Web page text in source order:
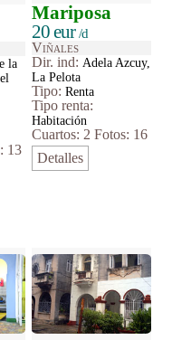
la
13
Mariposa
20 eur/d
Viñales
Dir. ind: Adela Azcuy,
La Pelota
Tipo:Renta
Tipo renta:
Habitación
Cuartos: 2 Fotos: 16
Detalles